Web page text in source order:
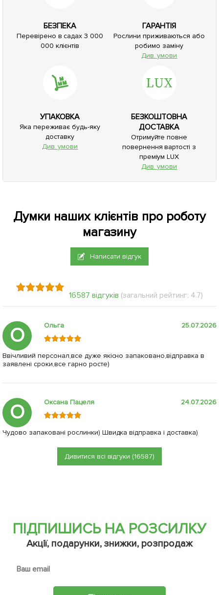
БЕЗПЕКА
Перевірено в садах 3 000
000 клієнтів
ГАРАНТІЯ
Рослини приживаються або
робимо заміну
Див. умови
УПАКОВКА
Яка переживає будь-яку
доставку
Див. умови
БЕЗКОШТОВНА
ДОСТАВКА
Отримуйте повне
повернення вартості з
преміум LUX
Див. умови
Думки наших клієнтів про роботу
магазину
Написати відгук
16587 відгуків (загальний рейтинг: 4.7)
О Ольга 25.07.2026
Ввічливий персонал,все дуже якісно запаковано,відправка в
заявлені сроки,все гарно росте)
О Оксана Пацеля 24.07.2026
Чудово запаковані рослинки) Швидка відправка і доставка)
Дивитися всі відгуки (16587)
ПІДПИШИСЬ НА РОЗСИЛКУ
Акції, подарунки, знижки, розпродаж